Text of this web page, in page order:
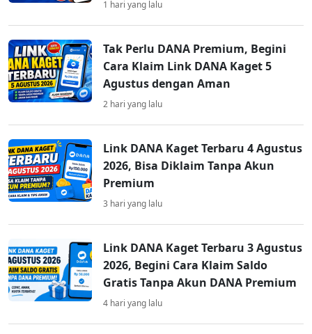
1 hari yang lalu
Tak Perlu DANA Premium, Begini
Cara Klaim Link DANA Kaget 5
Agustus dengan Aman
2 hari yang lalu
Link DANA Kaget Terbaru 4 Agustus
2026, Bisa Diklaim Tanpa Akun
Premium
3 hari yang lalu
Link DANA Kaget Terbaru 3 Agustus
2026, Begini Cara Klaim Saldo
Gratis Tanpa Akun DANA Premium
4 hari yang lalu